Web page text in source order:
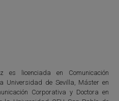
es licenciada en Comunicación
Universidad de Sevilla, Máster en
Corporativa y Doctora en